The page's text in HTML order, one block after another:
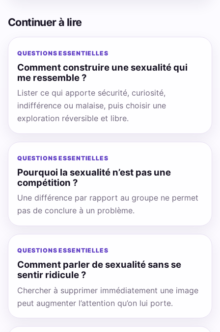
Continuer à lire
QUESTIONS ESSENTIELLES
Comment construire une sexualité qui
me ressemble ?
Lister ce qui apporte sécurité, curiosité,
indifférence ou malaise, puis choisir une
exploration réversible et libre.
QUESTIONS ESSENTIELLES
Pourquoi la sexualité n’est pas une
compétition ?
Une différence par rapport au groupe ne permet
pas de conclure à un problème.
QUESTIONS ESSENTIELLES
Comment parler de sexualité sans se
sentir ridicule ?
Chercher à supprimer immédiatement une image
peut augmenter l’attention qu’on lui porte.